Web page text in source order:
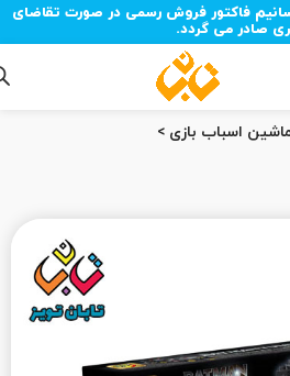
فاکتور فروش رسمی در صورت تقاضای
صادر می گردد.
اسباب بازی